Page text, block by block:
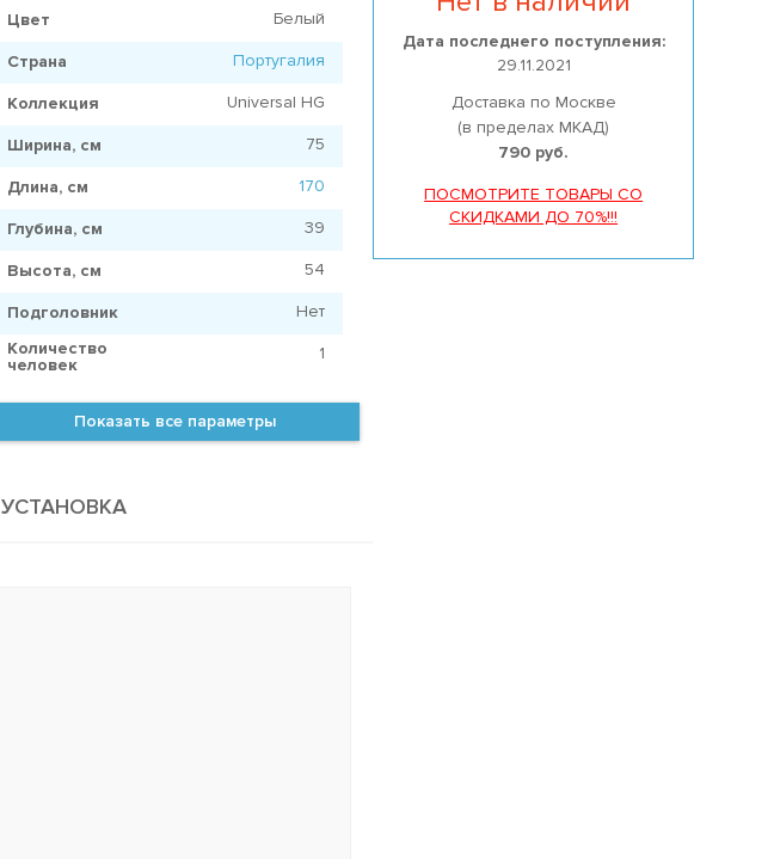
Дата последнего поступления:
29.11.2021
Доставка по Москве
(в пределах МКАД)
790 руб.
ПОСМОТРИТЕ ТОВАРЫ СО
СКИДКАМИ ДО 70%!!!
Цвет Белый
Страна Португалия
Коллекция Universal HG
Ширина, см 75
Длина, см 170
Глубина, см 39
Высота, см 54
Подголовник
Нет
Количество
человек
1
Показать все параметры
УСТАНОВКА